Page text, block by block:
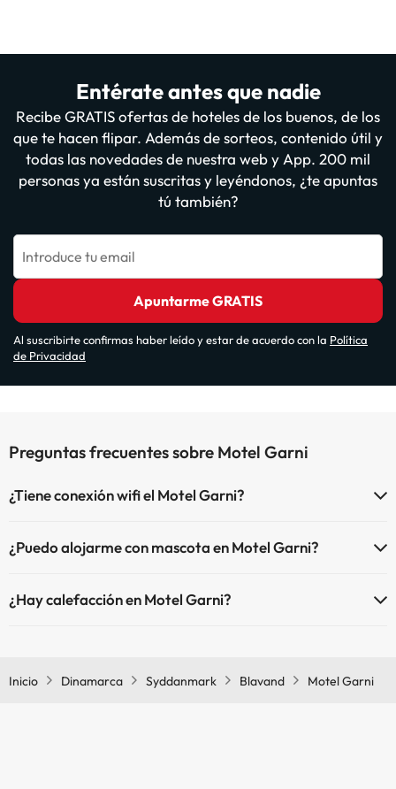
Entérate antes que nadie
Recibe GRATIS ofertas de hoteles de los buenos, de los
que te hacen flipar. Además de sorteos, contenido útil y
todas las novedades de nuestra web y App. 200 mil
personas ya están suscritas y leyéndonos, ¿te apuntas
tú también?
Introduce tu email
Apuntarme GRATIS
Al suscribirte confirmas haber leído y estar de acuerdo con la Política
de Privacidad
Preguntas frecuentes sobre Motel Garni
¿Tiene conexión wifi el Motel Garni?
¿Puedo alojarme con mascota en Motel Garni?
directo en hotel). Consulta las condiciones.
¿Hay calefacción en Motel Garni?
Inicio Dinamarca Syddanmark Blavand Motel Garni